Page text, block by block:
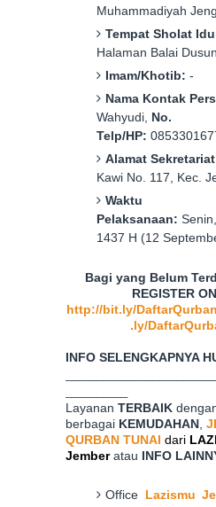
Muhammadiyah
Tempat Sholat
Halaman Balai
Imam/Khotib: -
Nama Kontak
Wahyudi No.
Telp/HP: 085
Alamat
Kawi No. 117
Kec.
Waktu
Pelaksanaan: Senin
1437 H (12
Bagi yang Belum
REGISTER
http://bit.ly/
.ly/
INFO SELENGKAPNYA
Layanan TERBAIK
berbagai KEMUDAHAN
QURBAN TUNAI dari
Jember atau INFO
Office Lazismu